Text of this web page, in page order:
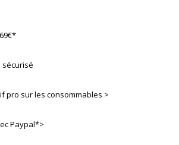
sécurisé
pro sur les consommables >
Paypal*>